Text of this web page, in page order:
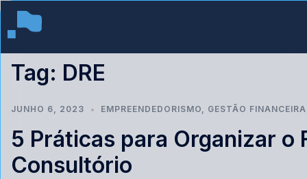
Tag: DRE
JUNHO 6, 2023 EMPREENDEDORISMO, GESTÃO FINANCEIRA
5 Práticas para Organizar o
Consultório